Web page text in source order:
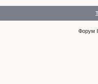
Форум